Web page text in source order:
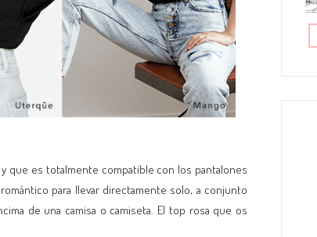
que es totalmente compatible con los pantalones
para llevar directamente solo, a conjunto
de una camisa o camiseta. El top rosa que os